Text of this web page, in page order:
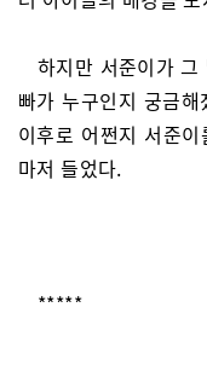
하지만 서준이가
빠가 누구인지 궁금
이후로 어쩐지 서준
마저 들었다.
*****